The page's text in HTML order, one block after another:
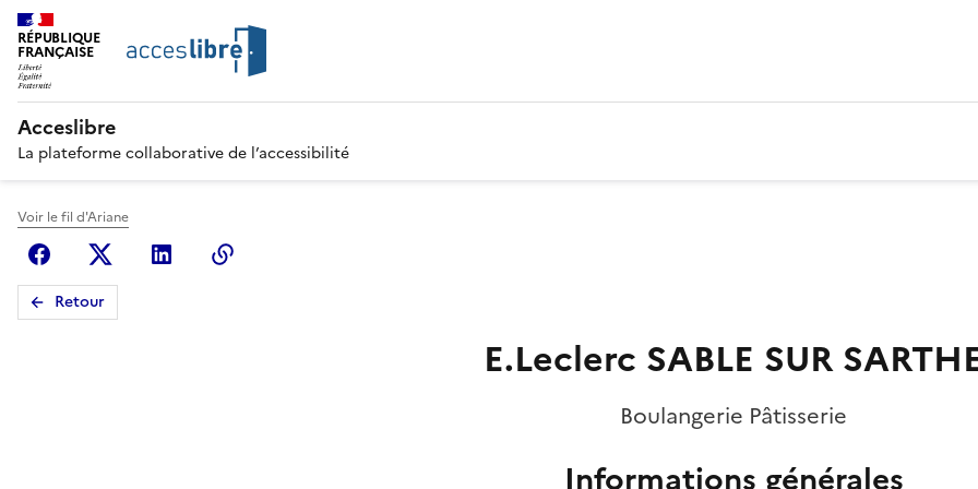
RÉPUBLIQUE
FRANÇAISE
Acceslibre
La plateforme collaborative de l’accessibilité
Voir le fil d'Ariane
FacebookX (anciennement Twitter)
Linkedin
Retour
E.Leclerc SABLE SUR
Boulangerie Pâtisserie
Informations générales